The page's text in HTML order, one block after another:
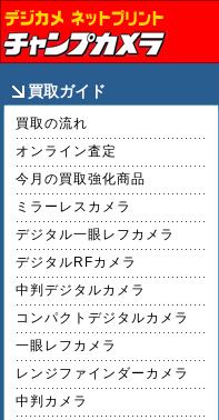
買取ガイド
買取の流れ
オンライン査定
今月の買取強化商品
ミラーレスカメラ
デジタル一眼レフカメラ
デジタルRFカメラ
中判デジタルカメラ
コンパクトデジタルカメラ
一眼レフカメラ
レンジファインダーカメラ
中判カメラ